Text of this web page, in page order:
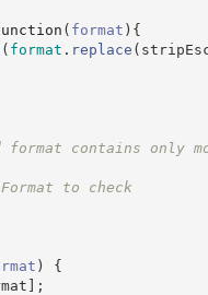
( format ) {
( format . replace (
contains only
Format to check
)
{
] ;